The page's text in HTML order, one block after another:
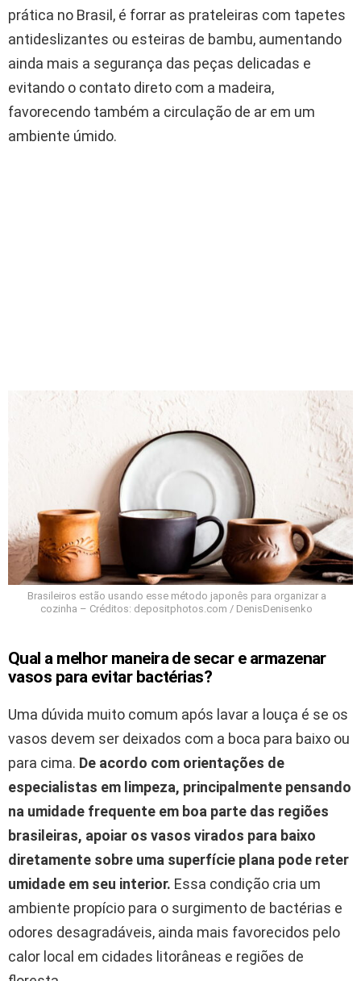
prática no Brasil, é forrar as prateleiras com tapetes
antideslizantes ou esteiras de bambu, aumentando
ainda mais a segurança das peças delicadas e
evitando o contato direto com a madeira,
favorecendo também a circulação de ar em um
ambiente úmido.
Brasileiros estão usando esse método japonês para organizar a
cozinha – Créditos: depositphotos.com / DenisDenisenko
Qual a melhor maneira de secar e armazenar
vasos para evitar bactérias?
Uma dúvida muito comum após lavar a louça é se os
vasos devem ser deixados com a boca para baixo ou
para cima. De acordo com orientações de
especialistas em limpeza, principalmente pensando
na umidade frequente em boa parte das regiões
brasileiras, apoiar os vasos virados para baixo
diretamente sobre uma superfície plana pode reter
umidade em seu interior. Essa condição cria um
ambiente propício para o surgimento de bactérias e
odores desagradáveis, ainda mais favorecidos pelo
calor local em cidades litorâneas e regiões de